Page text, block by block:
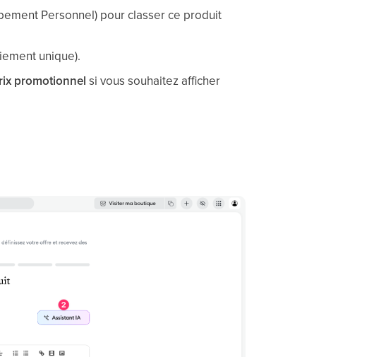
Personnel) pour classer ce produit
unique).
promotionnel si vous souhaitez afficher